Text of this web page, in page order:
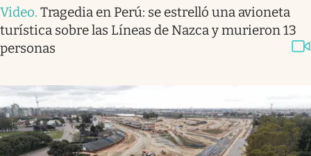
Video. Tragedia en Perú: se estrelló una avioneta
turística sobre las Líneas de Nazca y murieron 13
personas